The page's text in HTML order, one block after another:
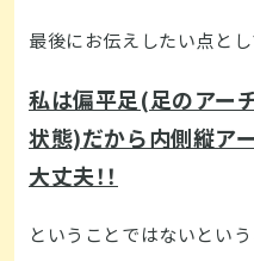
最後にお伝えしたい点と
私は偏平足(足のアー
状態)だから内側縦ア
大丈夫！！
ということではないという